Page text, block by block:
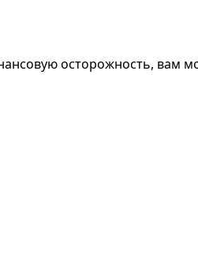
осторожность, вам